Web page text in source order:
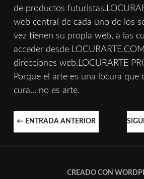
de productos
web central de cada uno de los
vez tienen su propia web, a las
acceder desde
direcciones web.LOCURARTE
Porque el arte es una locura que
cura... no es arte.
NAVEGACIÓN
ENTRADAS
← ENTRADA ANTERIOR
CREADO CON